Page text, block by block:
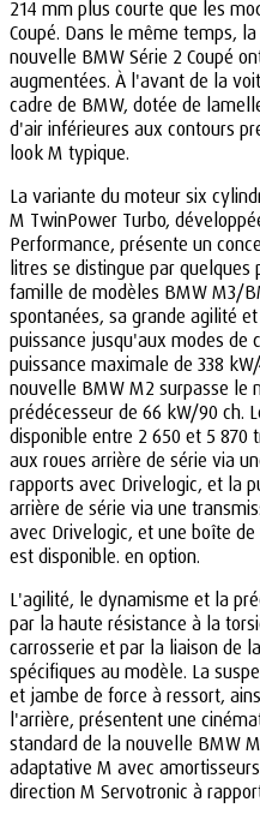
214 mm plus courte que les
Coupé. Dans le même temps,
nouvelle BMW Série 2 Coupé
augmentées. À l'avant de la
cadre de BMW, dotée de
d'air inférieures aux contours
look M typique.
La variante du moteur six
M TwinPower Turbo,
Performance, présente un
litres se distingue par
famille de modèles BMW M3/
spontanées, sa grande agilité
puissance jusqu'aux modes de
puissance maximale de 338
nouvelle BMW M2 surpasse le
prédécesseur de 66 kW/90 ch.
disponible entre 2 650 et 5 870
aux roues arrière de série via
rapports avec Drivelogic, et la
arrière de série via une
avec Drivelogic, et une boîte
est disponible. en option.
L'agilité, le dynamisme et la
par la haute résistance à la
carrosserie et par la liaison de
spécifiques au modèle. La
et jambe de force à ressort,
l'arrière, présentent une
standard de la nouvelle BMW
adaptative M avec
direction M Servotronic à